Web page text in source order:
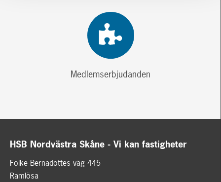
Medlemserbjudanden
HSB Nordvästra Skåne - Vi kan fastigheter
Folke Bernadottes väg 445
Ramlösa